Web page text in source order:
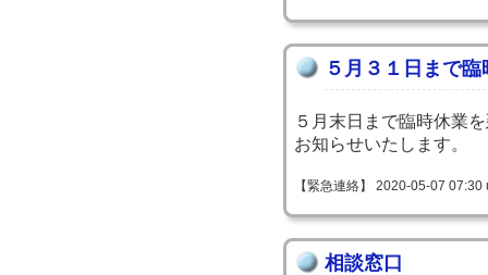
５月３１日まで臨
５月末日まで臨時休業
お知らせいたします。
【緊急連絡】 2020-05-07 07:30
相談窓口